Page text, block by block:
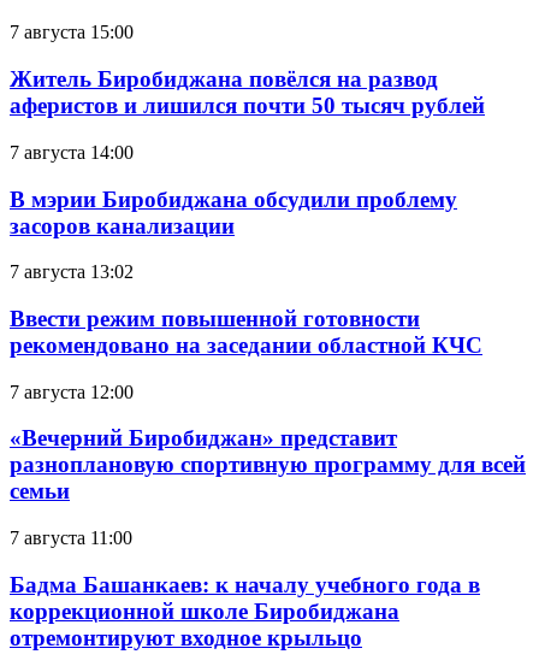
7 августа 15:00
Житель Биробиджана повёлся на развод
аферистов и лишился почти 50 тысяч рублей
7 августа 14:00
В мэрии Биробиджана обсудили проблему
засоров канализации
7 августа 13:02
Ввести режим повышенной готовности
рекомендовано на заседании областной КЧС
7 августа 12:00
«Вечерний Биробиджан» представит
разноплановую спортивную программу для всей
семьи
7 августа 11:00
Бадма Башанкаев: к началу учебного года в
коррекционной школе Биробиджана
отремонтируют входное крыльцо